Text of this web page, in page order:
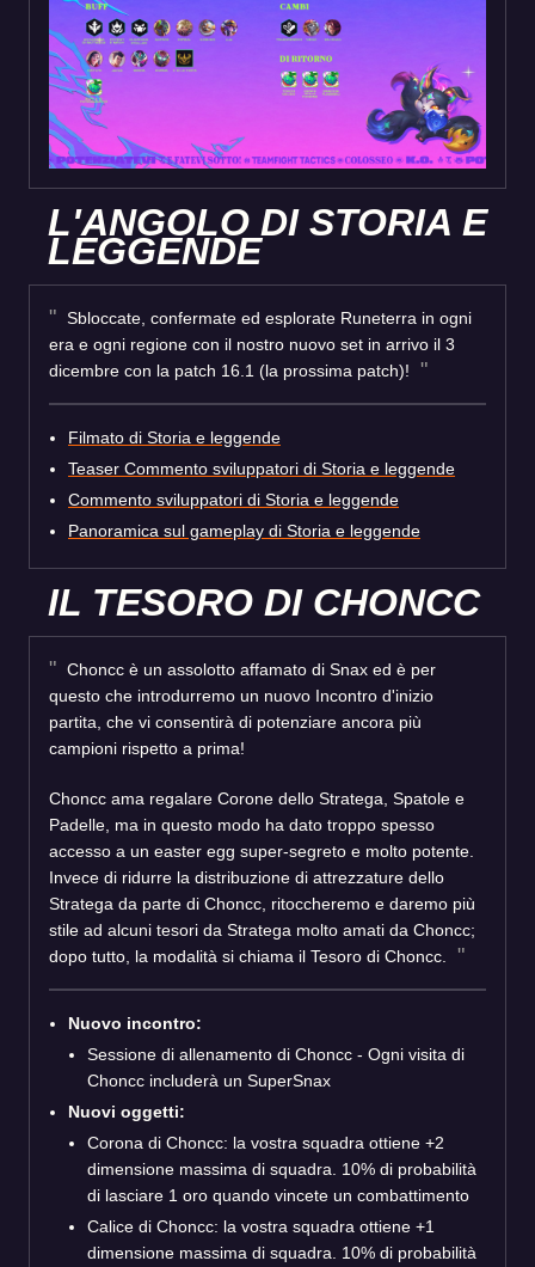
L'ANGOLO DI STORIA E
LEGGENDE
Sbloccate, confermate ed esplorate Runeterra in ogni
era e ogni regione con il nostro nuovo set in arrivo il 3
dicembre con la patch 16.1 (la prossima patch)!
Filmato di Storia e leggende
Teaser Commento sviluppatori di Storia e leggende
Commento sviluppatori di Storia e leggende
Panoramica sul gameplay di Storia e leggende
IL TESORO DI CHONCC
Choncc è un assolotto affamato di Snax ed è per
questo che introdurremo un nuovo Incontro d'inizio
partita, che vi consentirà di potenziare ancora più
campioni rispetto a prima!
Choncc ama regalare Corone dello Stratega, Spatole e
Padelle, ma in questo modo ha dato troppo spesso
accesso a un easter egg super-segreto e molto potente.
Invece di ridurre la distribuzione di attrezzature dello
Stratega da parte di Choncc, ritoccheremo e daremo più
stile ad alcuni tesori da Stratega molto amati da Choncc;
dopo tutto, la modalità si chiama il Tesoro di Choncc.
Nuovo incontro:
Sessione di allenamento di Choncc - Ogni visita di
Choncc includerà un SuperSnax
Nuovi oggetti:
Corona di Choncc: la vostra squadra ottiene +2
dimensione massima di squadra. 10% di probabilità
di lasciare 1 oro quando vincete un combattimento
Calice di Choncc: la vostra squadra ottiene +1
dimensione massima di squadra. 10% di probabilità